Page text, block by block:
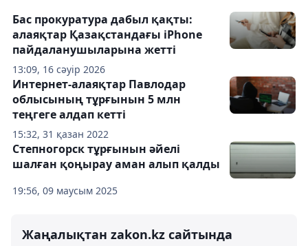
13:09, 16 сәуір 2026
Бас прокуратура дабыл қақты:
алаяқтар Қазақстандағы iPhone
пайдаланушыларына жетті
15:32, 31 қазан 2022
Интернет-алаяқтар Павлодар
облысының тұрғынын 5 млн
теңгеге алдап кетті
19:56, 09 маусым 2025
Степногорск тұрғынын әйелі
шалған қоңырау аман алып қалды
Жаңалықтан zakon.kz сайтында